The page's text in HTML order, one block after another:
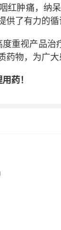
红肿痛，纳
供了有力的循
重视产品
药物，为广
药！